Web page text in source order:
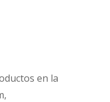
en la